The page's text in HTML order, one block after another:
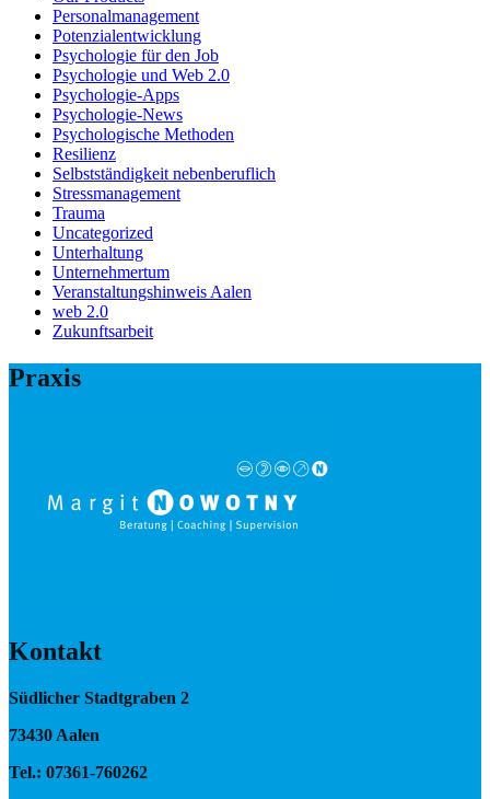
Personalmanagement
Potenzialentwicklung
Psychologie für den Job
Psychologie und Web 2.0
Psychologie-Apps
Psychologie-News
Psychologische Methoden
Resilienz
Selbstständigkeit nebenberuflich
Stressmanagement
Trauma
Uncategorized
Unterhaltung
Unternehmertum
Veranstaltungshinweis Aalen
web 2.0
Zukunftsarbeit
Praxis
Kontakt
Südlicher Stadtgraben 2
73430 Aalen
Tel.: 07361-760262